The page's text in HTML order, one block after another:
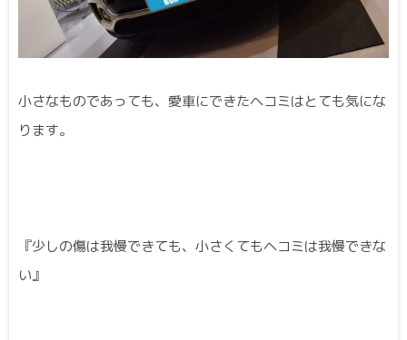
小さなものであっても、愛車にできたヘコミはとても気にな
ります。
『少しの傷は我慢できても、小さくてもヘコミは我慢できな
い』